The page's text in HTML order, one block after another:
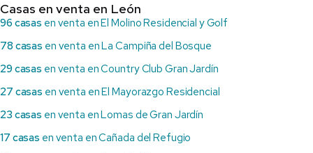
Casas en venta en León
96 casas en venta en El Molino Residencial y Golf
78 casas en venta en La Campiña del Bosque
29 casas en venta en Country Club Gran Jardín
27 casas en venta en El Mayorazgo Residencial
23 casas en venta en Lomas de Gran Jardín
17 casas en venta en Cañada del Refugio